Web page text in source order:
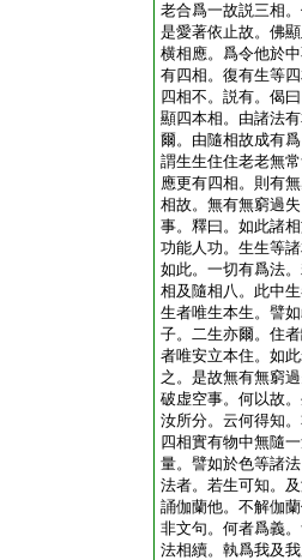
老合爲一故説三相
是愛著依止故。佛
横相應。爲令他於
有四相。復有生等
四相不。説有。偈
顯四本相。由諸法
爾。由隨相故成有
謂生生住住老老無
應更有四相。則有
相故。無有無窮過
事。釋曰。如此諸
功能人功。生生等
如此。一切有爲法
相及隨相八。此中
生者唯生本生。譬
子。二生亦爾。住
者唯安立本住。如
之。是故無有無窮
破虚空事。何以故
汝所分。云何得知
四相實有物中無隨
量。譬如於色等諸
法者。若生可知。
誦伽蘭他。不解伽
非文句。何者爲義
法相續。執爲我及